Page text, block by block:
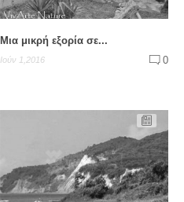
Μια μικρή εξορία σε...
Ιούν 1,2016 0